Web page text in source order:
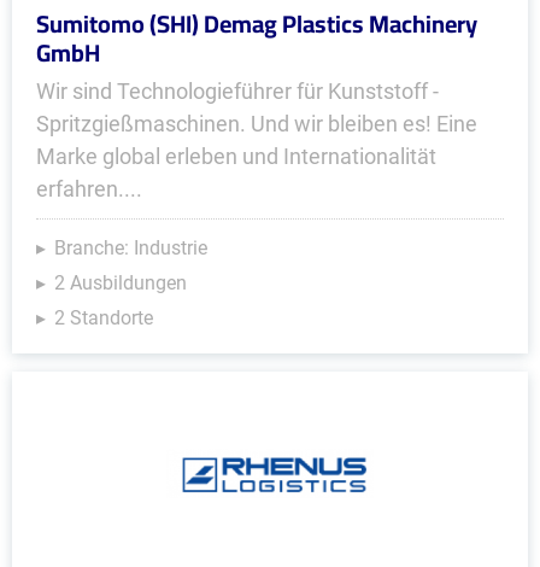
Sumitomo (SHI) Demag Plastics Machinery
GmbH
Wir sind Technologieführer für Kunststoff -
Spritzgießmaschinen. Und wir bleiben es! Eine
Marke global erleben und Internationalität
erfahren....
Branche: Industrie
2 Ausbildungen
2 Standorte